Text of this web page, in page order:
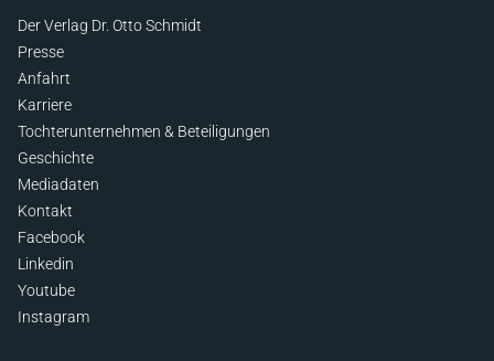
Der Verlag Dr. Otto Schmidt
Presse
Anfahrt
Karriere
Tochterunternehmen & Beteiligungen
Geschichte
Mediadaten
Kontakt
Facebook
Linkedin
Youtube
Instagram